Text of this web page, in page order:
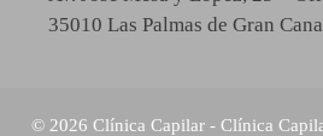
35010 Las Palmas de Gran
© 2026 Clínica Capilar - Clínica